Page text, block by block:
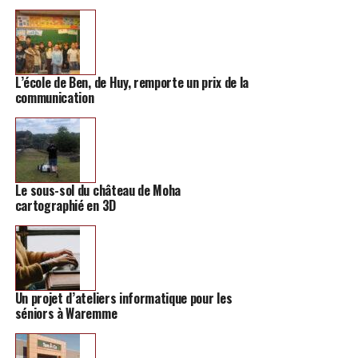
Il ajoute : «les analyses se sont faites sur plusieurs
matières. L’aménagement du territoire, les dessertes pour
les transports en commun, le réseau routier, la mobilité
piétonne et cycliste… Automobile aussi, avec des
modèles alternatifs comme le covoiturage et
l’autopartage».
«Les analyses se sont
XAVIER LISEIN, ÉCHEVIN DES TRAVAUX
L’école de Ben, de Huy, remporte un prix de la
communication
Le sous-sol du château de Moha
cartographié en 3D
Un projet d’ateliers informatique pour les
séniors à Waremme